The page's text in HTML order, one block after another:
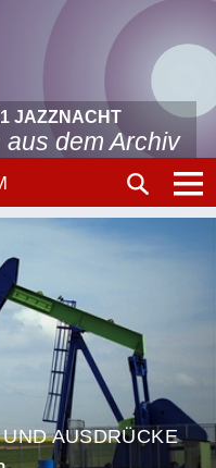
JAZZNACHT
dem Archiv
AUSDRÜCKE